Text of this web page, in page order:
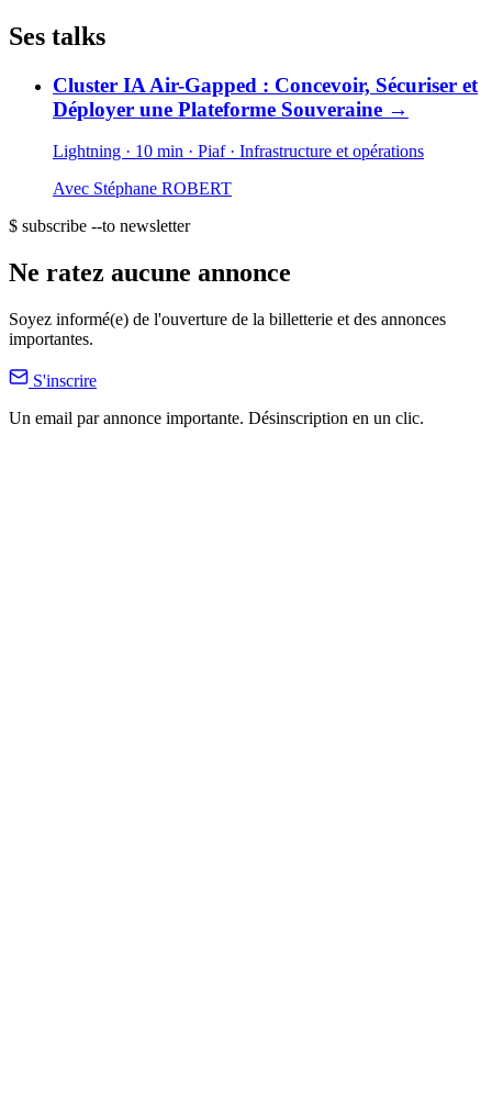
Ses talks
Cluster IA Air-Gapped : Concevoir, Sécuriser et
Déployer une Plateforme Souveraine →
Lightning · 10 min · Piaf · Infrastructure et opérations
Avec Stéphane ROBERT
$ subscribe --to newsletter
Ne ratez aucune annonce
Soyez informé(e) de l'ouverture de la billetterie et des annonces
importantes.
S'inscrire
Un email par annonce importante. Désinscription en un clic.